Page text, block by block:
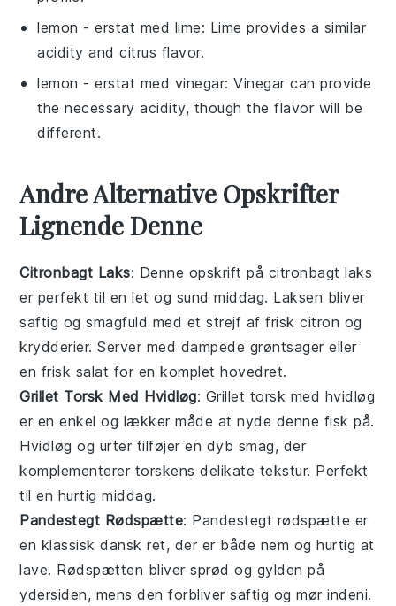
lemon - erstat med lime: Lime provides a similar
acidity and citrus flavor.
lemon - erstat med vinegar: Vinegar can provide
the necessary acidity, though the flavor will be
different.
Andre Alternative Opskrifter
Lignende Denne
Citronbagt Laks: Denne opskrift på citronbagt laks
er perfekt til en let og sund middag. Laksen bliver
saftig og smagfuld med et strejf af frisk citron og
krydderier. Server med dampede grøntsager eller
en frisk salat for en komplethovedret.
Grillet Torsk Med Hvidløg: Grillet torsk med hvidløg
er en enkel og lækker måde at nyde denne fisk på.
Hvidløg og urter tilføjer en dyb smag, der
komplementerer torskens delikate tekstur. Perfekt
til en hurtigmiddag.
Pandestegt Rødspætte: Pandestegt rødspætte er
en klassisk dansk ret, der er både nem og hurtig at
lave. Rødspætten bliver sprød og gylden på
ydersiden, mens den forbliver saftig og mør indeni.